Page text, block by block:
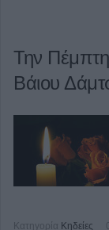
Την
Βάιου
Κατηγορία Κηδείες